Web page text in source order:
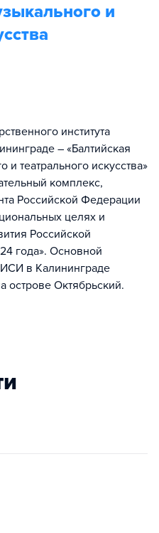
и
института
– «Балтийская
театрального искусства»
комплекс,
Российской Федерации
целях и
Российской
года». Основной
в Калининграде
острове Октябрьский.